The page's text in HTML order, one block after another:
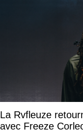
La Rvfleuze
avec Freeze